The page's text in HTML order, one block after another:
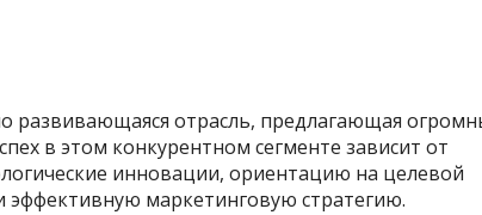
развивающаяся отрасль, предлагающая
в этом конкурентном сегменте зависит от
инновации, ориентацию на целевой
эффективную маркетинговую стратегию.